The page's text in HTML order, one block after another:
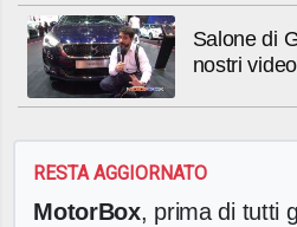
Salone di
nostri video
RESTA AGGIORNATO
MotorBox, prima di tutti